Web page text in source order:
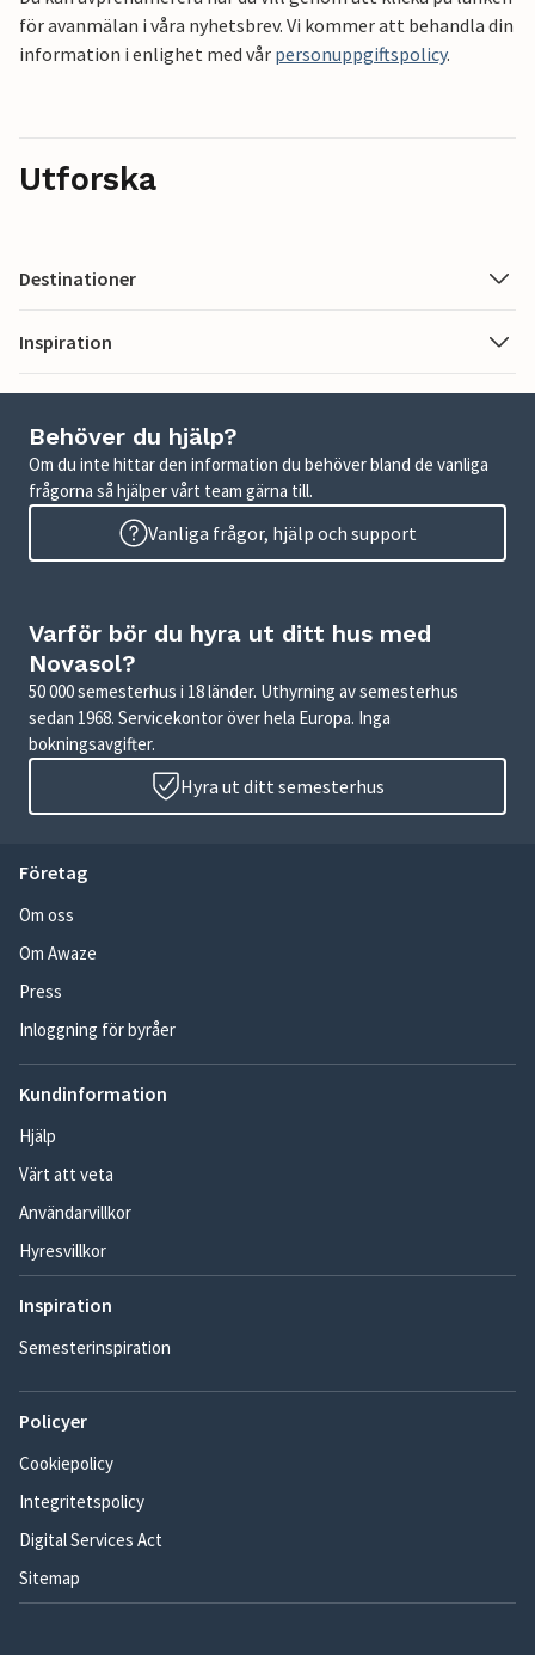
för avanmälan i våra nyhetsbrev. Vi kommer att behandla din
information i enlighet med vår personuppgiftspolicy.
Utforska
Destinationer
Inspiration
Behöver du hjälp?
Om du inte hittar den information du behöver bland de vanliga
frågorna så hjälper vårt team gärna till.
Vanliga frågor, hjälp och support
Varför bör du hyra ut ditt hus med
Novasol?
50 000 semesterhus i 18 länder. Uthyrning av semesterhus
sedan 1968. Servicekontor över hela Europa. Inga
bokningsavgifter.
Hyra ut ditt semesterhus
Företag
Om oss
Om Awaze
Press
Inloggning för byråer
Kundinformation
Hjälp
Värt att veta
Användarvillkor
Hyresvillkor
Inspiration
Semesterinspiration
Policyer
Cookiepolicy
Integritetspolicy
Digital Services Act
Sitemap